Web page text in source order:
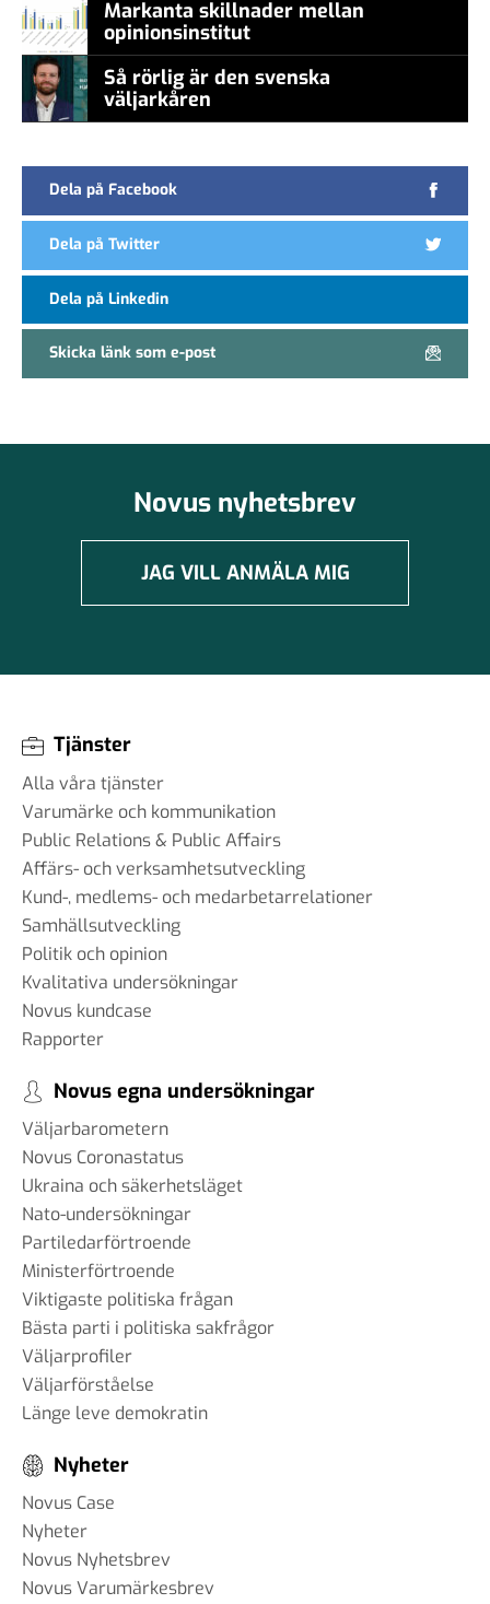
Markanta skillnader mellan
opinionsinstitut
Så rörlig är den svenska
väljarkåren
Dela på Facebook
Dela på Twitter
Dela på Linkedin
Skicka länk som e-post
Novus nyhetsbrev
JAG VILL ANMÄLA MIG
Tjänster
Alla våra tjänster
Varumärke och kommunikation
Public Relations & Public Affairs
Affärs- och verksamhetsutveckling
Kund-, medlems- och medarbetarrelationer
Samhällsutveckling
Politik och opinion
Kvalitativa undersökningar
Novus kundcase
Rapporter
Novus egna undersökningar
Väljarbarometern
Novus Coronastatus
Ukraina och säkerhetsläget
Nato-undersökningar
Partiledarförtroende
Ministerförtroende
Viktigaste politiska frågan
Bästa parti i politiska sakfrågor
Väljarprofiler
Väljarförståelse
Länge leve demokratin
Nyheter
Novus Case
Nyheter
Novus Nyhetsbrev
Novus Varumärkesbrev